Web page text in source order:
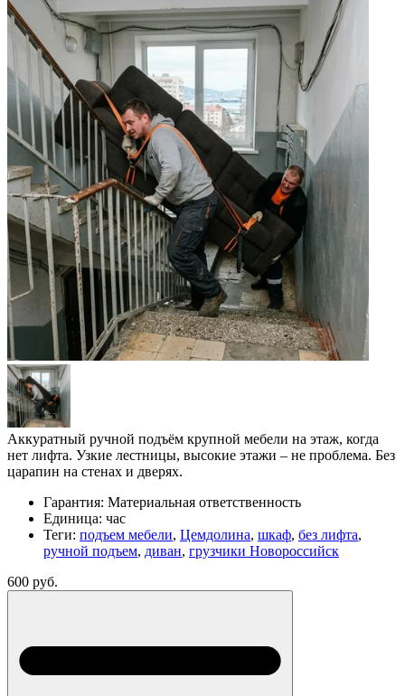
Аккуратный ручной подъём крупной мебели на этаж, когда
нет лифта. Узкие лестницы, высокие этажи – не проблема. Без
царапин на стенах и дверях.
Гарантия: Материальная ответственность
Единица: час
Теги: подъем мебели, Цемдолина, шкаф, без лифта,
ручной подъем, диван, грузчики Новороссийск
600 руб.